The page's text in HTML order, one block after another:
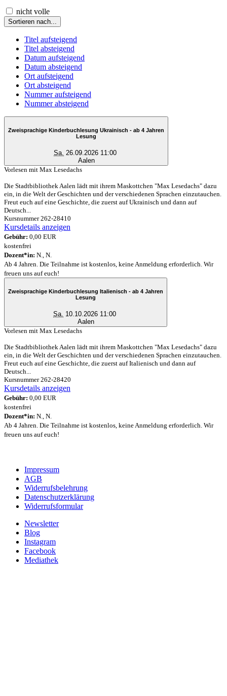
nicht volle
Sortieren nach...
Titel aufsteigend
Titel absteigend
Datum aufsteigend
Datum absteigend
Ort aufsteigend
Ort absteigend
Nummer aufsteigend
Nummer absteigend
Zweisprachige Kinderbuchlesung Ukrainisch - ab 4 Jahren
Lesung
Sa. 26.09.2026 11:00
Aalen
Vorlesen mit Max Lesedachs
Die Stadtbibliothek Aalen lädt mit ihrem Maskottchen "Max Lesedachs" dazu
ein, in die Welt der Geschichten und der verschiedenen Sprachen einzutauchen.
Freut euch auf eine Geschichte, die zuerst auf Ukrainisch und dann auf
Deutsch...
Kursnummer 262-28410
Kursdetails anzeigen
Gebühr: 0,00 EUR
kostenfrei
Dozent*in: N., N.
Ab 4 Jahren. Die Teilnahme ist kostenlos, keine Anmeldung erforderlich. Wir
freuen uns auf euch!
Zweisprachige Kinderbuchlesung Italienisch - ab 4 Jahren
Lesung
Sa. 10.10.2026 11:00
Aalen
Vorlesen mit Max Lesedachs
Die Stadtbibliothek Aalen lädt mit ihrem Maskottchen "Max Lesedachs" dazu
ein, in die Welt der Geschichten und der verschiedenen Sprachen einzutauchen.
Freut euch auf eine Geschichte, die zuerst auf Italienisch und dann auf
Deutsch...
Kursnummer 262-28420
Kursdetails anzeigen
Gebühr: 0,00 EUR
kostenfrei
Dozent*in: N., N.
Ab 4 Jahren. Die Teilnahme ist kostenlos, keine Anmeldung erforderlich. Wir
freuen uns auf euch!
Impressum
AGB
Widerrufsbelehrung
Datenschutzerklärung
Widerrufsformular
Newsletter
Blog
Instagram
Facebook
Mediathek